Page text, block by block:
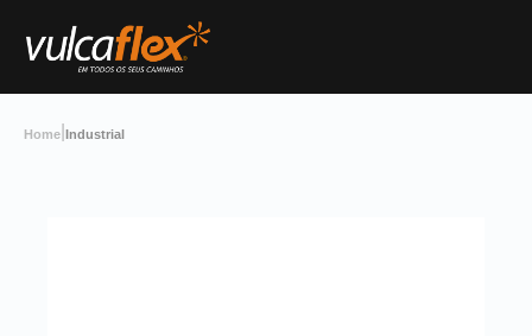
Home Industrial